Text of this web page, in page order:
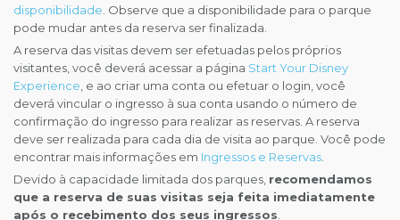
disponibilidade . Observe que a disponibilidade para o parque
pode mudar antes da reserva ser finalizada.
A reserva das visitas devem ser efetuadas pelos próprios
visitantes, você deverá acessar a página Start Your Disney
Experience , e ao criar uma conta ou efetuar o login, você
deverá vincular o ingresso à sua conta usando o número de
confirmação do ingresso para realizar as reservas. A reserva
deve ser realizada para cada dia de visita ao parque. Você pode
encontrar mais informações em Ingressos e Reservas
Devido à capacidade limitada dos parques, recomendamos
que a reserva de suas visitas seja feita imediatamente
após o recebimento dos seus ingressos